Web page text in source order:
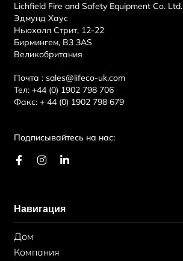
Lichfield Fire and Safety Equipment Co. Ltd.
Эдмунд Хаус
Ньюхолл Стрит, 12-22
Бирмингем, B3 3AS
Великобритания
Почта :sales@lifeco-uk.com
Тел: +44 (0) 1902 798 706
Факс:+ 44 (0) 1902 798 679
Подписывайтесь на нас:
F
a
o
o
k
-
ф
И
н
г
р
L
d
i
Навигация
Дом
Компания